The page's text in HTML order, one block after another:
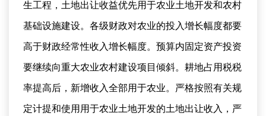
生工程，土地出让收益优先用于农业土地开发和农村
基础设施建设。各级财政对农业的投入增长幅度都要
高于财政经常性收入增长幅度。预算内固定资产投资
要继续向重大农业农村建设项目倾斜。耕地占用税税
率提高后，新增收入全部用于农业。严格按照有关规
定计提和使用用于农业土地开发的土地出让收入，严